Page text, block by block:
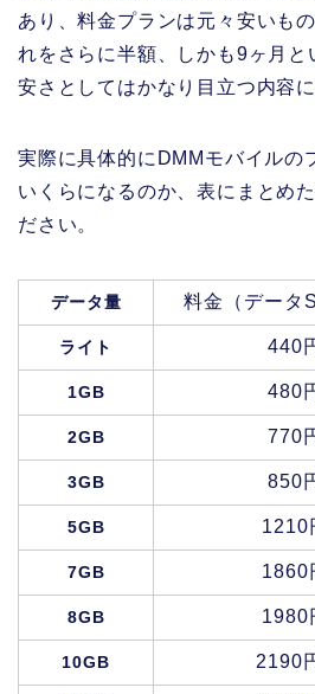
あり、料金プランは元々安いも
れをさらに半額、しかも9ヶ月と
安さとしてはかなり目立つ内容
実際に具体的にDMMモバイルの
いくらになるのか、表にまとめ
ださい。
データ量 料金（データ
ライト 440
1GB 480
2GB 770
3GB 850
5GB
7GB
8GB
10GB 2190